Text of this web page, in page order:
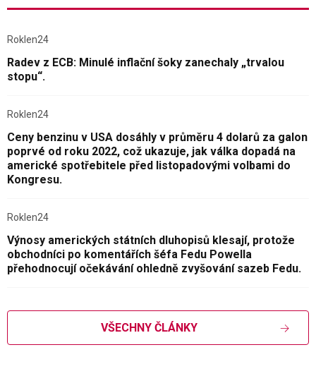
Roklen24
Radev z ECB: Minulé inflační šoky zanechaly „trvalou
stopu“.
Roklen24
Ceny benzinu v USA dosáhly v průměru 4 dolarů za galon
poprvé od roku 2022, což ukazuje, jak válka dopadá na
americké spotřebitele před listopadovými volbami do
Kongresu.
Roklen24
Výnosy amerických státních dluhopisů klesají, protože
obchodníci po komentářích šéfa Fedu Powella
přehodnocují očekávání ohledně zvyšování sazeb Fedu.
VŠECHNY ČLÁNKY